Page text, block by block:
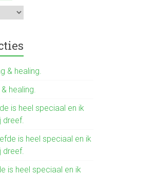
& healing.
healing.
is heel speciaal en ik
dreef.
is heel speciaal en ik
dreef.
is heel speciaal en ik